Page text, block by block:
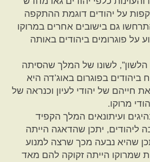
על יהודים דוגמת ההתקפה
התרחשו גם בישובים אחרים במרוקו
על פוגרומים ביהודים באותה
הלשון”, לשונו של המלך שהסיתה
ביהודים בפוגרום באוג’דה היא
חייהם של יהודי לעיון וכנראה של
מרוקו.
ועיתונאים המלך הקפיד
ליהודים, יתכן שהדאגה הייתה
שהיא נבעה מכך שרצה למנוע
שמרוקו הייתה זקוקה להם מאד